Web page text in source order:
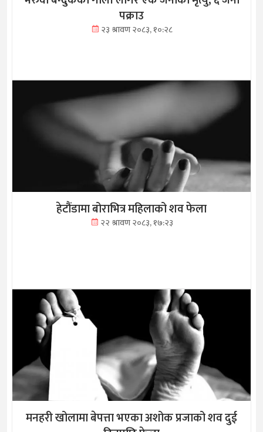
पक्राउ
२३ श्रावण २०८३, १०:२८
हेटौंडामा बोराभित्र महिलाको शव फेला
२२ श्रावण २०८३, १७:२३
मनहरी खोलामा बेपत्ता भएका अशोक प्रजाको शव दुई